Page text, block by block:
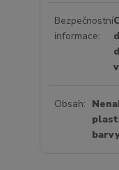
Bezpečnostní
informace
Obsah